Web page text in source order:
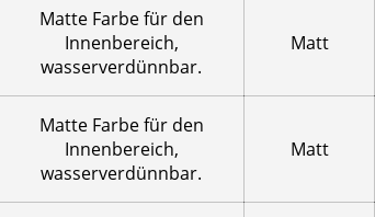
Matte Farbe für den
Innenbereich,
wasserverdünnbar.
Matt
Matte Farbe für den
Innenbereich,
wasserverdünnbar.
Matt